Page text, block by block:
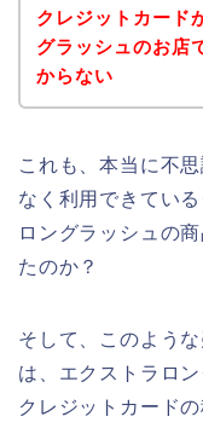
クレジットカード
グラッシュのお店
からない
これも、本当に不
なく利用できてい
ロングラッシュの
たのか？
そして、このよう
は、エクストラロ
クレジットカード